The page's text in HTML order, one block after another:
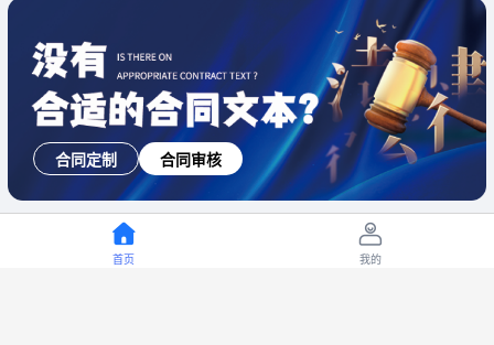
民再2
合同定制 合同审核
首页 我的